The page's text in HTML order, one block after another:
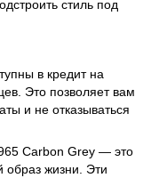
стиль под
в кредит на
Это позволяет вам
и не отказываться
Carbon Grey — это
образ жизни. Эти